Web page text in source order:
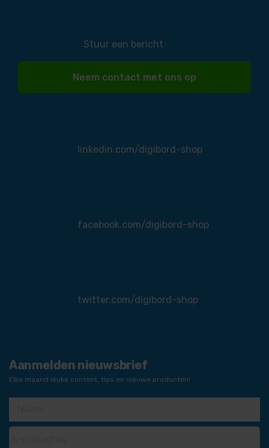
Stuur een bericht
Neem contact met ons op
linkedin.com/digibord-shop
facebook.com/digibord-shop
twitter.com/digibord-shop
Aanmelden nieuwsbrief
Elke maand leuke content, tips en nieuwe producten!